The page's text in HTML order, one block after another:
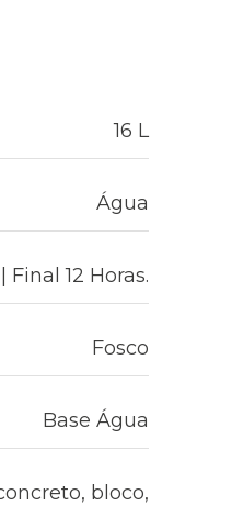
16 L
Água
12 Horas.
Fosco
Base Água
bloco,